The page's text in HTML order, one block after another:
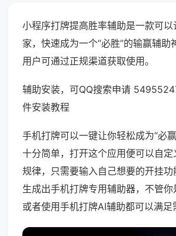
小程序打牌提高胜率辅助是一款可
家，快速成为一个“必胜”的输赢辅助
用户可通过正规渠道获取使用。
辅助安装，可QQ搜索申请
件安装教程
手机打牌可以一键让你轻松成为“必
十分简单，打开这个应用便可以自
规律，只需要输入自己想要的开挂
生成出手机打牌专用辅助器，不管
或者使用手机打牌AI辅助都可以满足